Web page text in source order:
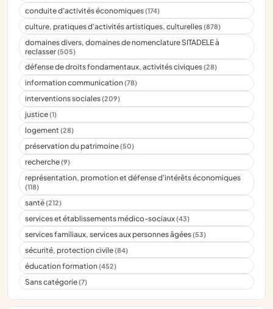
conduite d'activités économiques(174)
culture, pratiques d'activités artistiques, culturelles(878)
domaines divers, domaines de nomenclature SITADELE à
reclasser(505)
défense de droits fondamentaux, activités civiques(28)
information communication(78)
interventions sociales(209)
justice(1)
logement(28)
préservation du patrimoine(50)
recherche(9)
représentation, promotion et défense d'intérêts économiques
(118)
santé(212)
services et établissements médico-sociaux(43)
services familiaux, services aux personnes âgées(53)
sécurité, protection civile(84)
éducation formation(452)
Sans catégorie(7)